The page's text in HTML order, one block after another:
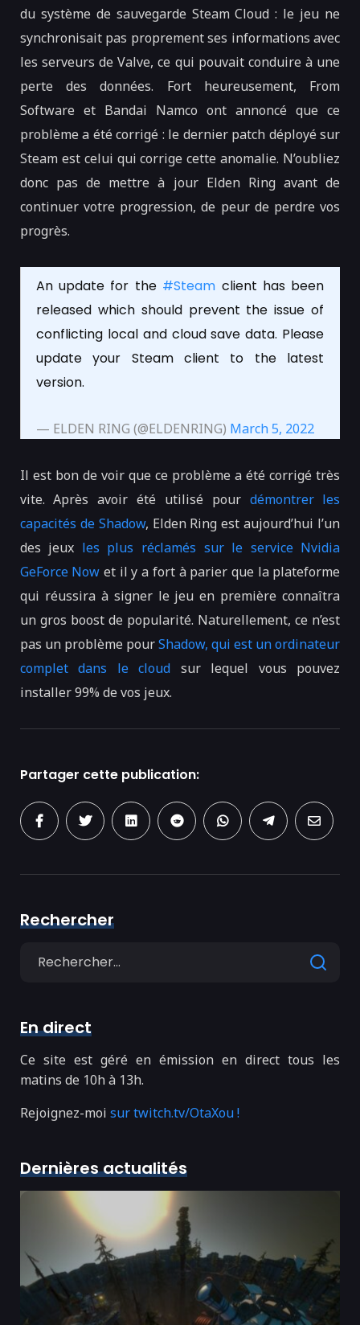
du système de sauvegarde Steam Cloud : le jeu ne
synchronisait pas proprement ses informations avec
les serveurs de Valve, ce qui pouvait conduire à une
perte des données. Fort heureusement, From
Software et Bandai Namco ont annoncé que ce
problème a été corrigé : le dernier patch déployé sur
Steam est celui qui corrige cette anomalie. N’oubliez
donc pas de mettre à jour Elden Ring avant de
continuer votre progression, de peur de perdre vos
progrès.
An update for the #Steam client has been
released which should prevent the issue of
conflicting local and cloud save data. Please
update your Steam client to the latest
version.
— ELDEN RING (@ELDENRING) March 5, 2022
Il est bon de voir que ce problème a été corrigé très
vite. Après avoir été utilisé pour démontrer les
capacités de Shadow, Elden Ring est aujourd’hui l’un
des jeux les plus réclamés sur le service Nvidia
GeForce Now et il y a fort à parier que la plateforme
qui réussira à signer le jeu en première connaîtra
un gros boost de popularité. Naturellement, ce n’est
pas un problème pourShadow, qui est un ordinateur
complet dans le cloud sur lequel vous pouvez
installer 99% de vos jeux.
Partager cette publication:
Rechercher
En direct
Ce site est géré en émission en direct tous les
matins de 10h à 13h.
Rejoignez-moi sur twitch.tv/OtaXou !
Dernières actualités